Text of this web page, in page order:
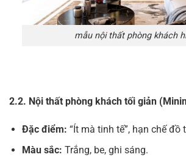
mẫu nội thất phòng khách
2.2. Nội thất phòng khách tối giản
Đặc điểm: “Ít mà tinh tế”, hạn chế đồ
Màu sắc: Trắng, be, ghi sáng.